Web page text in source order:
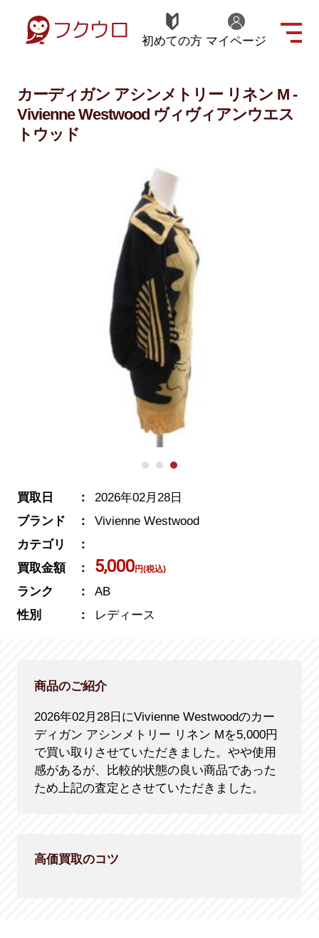
初めての方 マイページ
カーディガン アシンメトリー リネン M -
Vivienne Westwood ヴィヴィアンウエス
トウッド
買取日
2026年02月28日
ブランド
Vivienne Westwood
カテゴリ
買取金額
5,000円(税込)
ランク
AB
性別
レディース
商品のご紹介
2026年02月28日にVivienne Westwoodのカー
ディガン アシンメトリー リネン Mを5,000円
で買い取りさせていただきました。やや使用
感があるが、比較的状態の良い商品であった
ため上記の査定とさせていただきました。
高価買取のコツ